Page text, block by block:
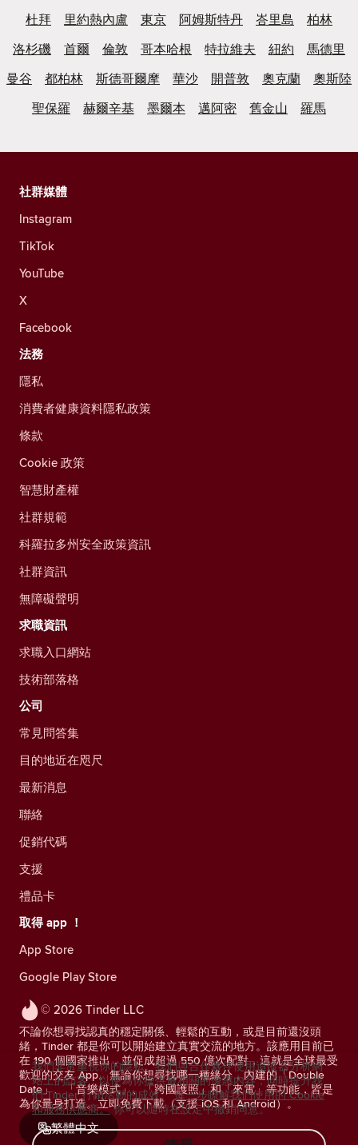
杜拜
里約熱內盧 東京 阿姆斯特丹 峇里島
柏林
洛杉磯
首爾 倫敦 哥本哈根 特拉維夫 紐約
馬德里
曼谷
都柏林 斯德哥爾摩 華沙 開普敦 奧克蘭
奧斯陸
聖保羅
赫爾辛基 墨爾本 邁阿密 舊金山 羅馬
© 2026 Tinder LLC
不論你想尋找認真的穩定關係、輕鬆的互動，或是目前還沒頭
緒，Tinder 都是你可以開始建立真實交流的地方。該應用目前已
在 190 個國家推出，並促成超過 550 億次配對，這就是全球最受
歡迎的交友 App。無論你想尋找哪一種緣分，內建的「Double
Date」、「音樂模式」、「跨國護照」和「來電」等功能，皆是
為你量身打造。立即免費下載（支援 iOS 和 Android）。
繁體中文
社群媒體
Instagram
TikTok
YouTube
X
Facebook
法務
隱私
消費者健康資料隱私政策
條款
Cookie 政策
智慧財產權
社群規範
科羅拉多州安全政策資訊
社群資訊
無障礙聲明
求職資訊
求職入口網站
技術部落格
公司
常見問答集
目的地近在咫尺
最新消息
聯絡
促銷代碼
支援
禮品卡
取得 app ！
App Store
Google Play Store
我們非常重視你的隱私。我們與合作夥伴使用追蹤器分析網
站上的訪客，以便為你提供最相關的優惠內容，同時提升我
們 Tinder 行銷活動的成效。 進一步瞭解我們使用的 Cookie
和服務供應商。 你可以隨時在設定中撤銷同意。